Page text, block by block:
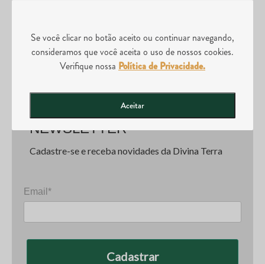
Se você clicar no botão aceito ou continuar navegando,
consideramos que você aceita o uso de nossos cookies.
Verifique nossa Política de Privacidade.
Aceitar
Frete Grátis
R$120
Produtos
Originais
NEWSLETTER
Cadastre-se e receba novidades da Divina Terra
Email*
Cadastrar